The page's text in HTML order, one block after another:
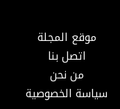
موقع المجلة
اتصل بنا
من نحن
سياسة الخصوصية